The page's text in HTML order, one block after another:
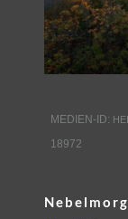
MEDIEN-ID:
18972